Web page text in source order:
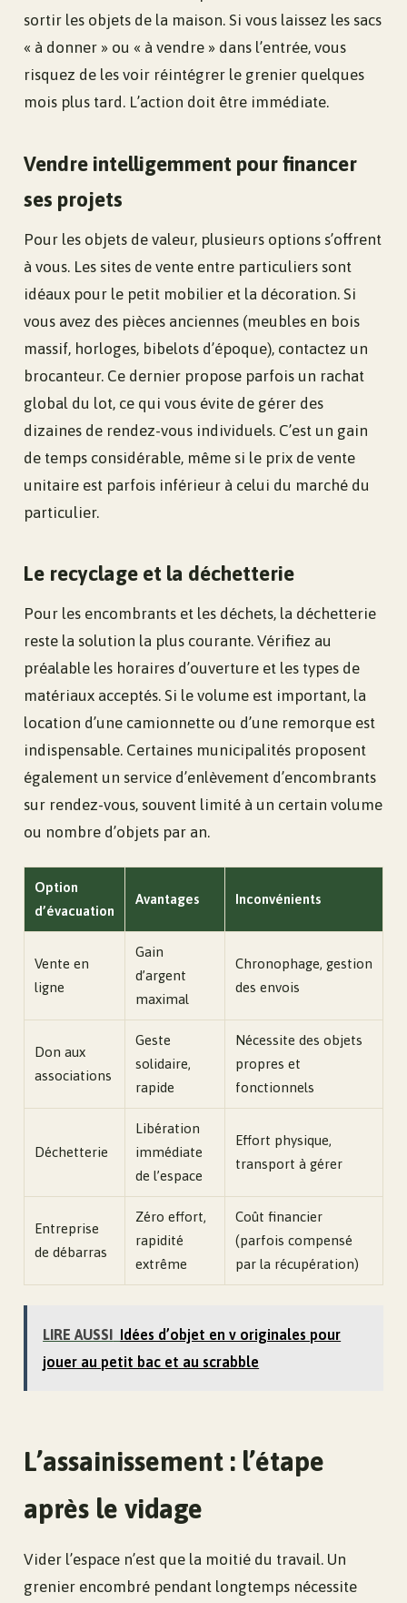
sortir les objets de la maison. Si vous laissez les sacs
« à donner » ou « à vendre » dans l’entrée, vous
risquez de les voir réintégrer le grenier quelques
mois plus tard. L’action doit être immédiate.
Vendre intelligemment pour financer
ses projets
Pour les objets de valeur, plusieurs options s’offrent
à vous. Les sites de vente entre particuliers sont
idéaux pour le petit mobilier et la décoration. Si
vous avez des pièces anciennes (meubles en bois
massif, horloges, bibelots d’époque), contactez un
brocanteur. Ce dernier propose parfois un rachat
global du lot, ce qui vous évite de gérer des
dizaines de rendez-vous individuels. C’est un gain
de temps considérable, même si le prix de vente
unitaire est parfois inférieur à celui du marché du
particulier.
Le recyclage et la déchetterie
Pour les encombrants et les déchets, la déchetterie
reste la solution la plus courante. Vérifiez au
préalable les horaires d’ouverture et les types de
matériaux acceptés. Si le volume est important, la
location d’une camionnette ou d’une remorque est
indispensable. Certaines municipalités proposent
également un service d’enlèvement d’encombrants
sur rendez-vous, souvent limité à un certain volume
ou nombre d’objets par an.
Option
d’évacuation
Avantages Inconvénients
Vente en
ligne
Gain
d’argent
maximal
Chronophage, gestion
des envois
Don aux
associations
Geste
solidaire,
rapide
Nécessite des objets
propres et
fonctionnels
Déchetterie
Libération
immédiate
de l’espace
Effort physique,
transport à gérer
Entreprise
de débarras
Zéro effort,
rapidité
extrême
Coût financier
(parfois compensé
par la récupération)
LIRE AUSSI
Idées d’objet en v originales pour
jouer au petit bac et au scrabble
L’assainissement : l’étape
après le vidage
Vider l’espace n’est que la moitié du travail. Un
grenier encombré pendant longtemps nécessite